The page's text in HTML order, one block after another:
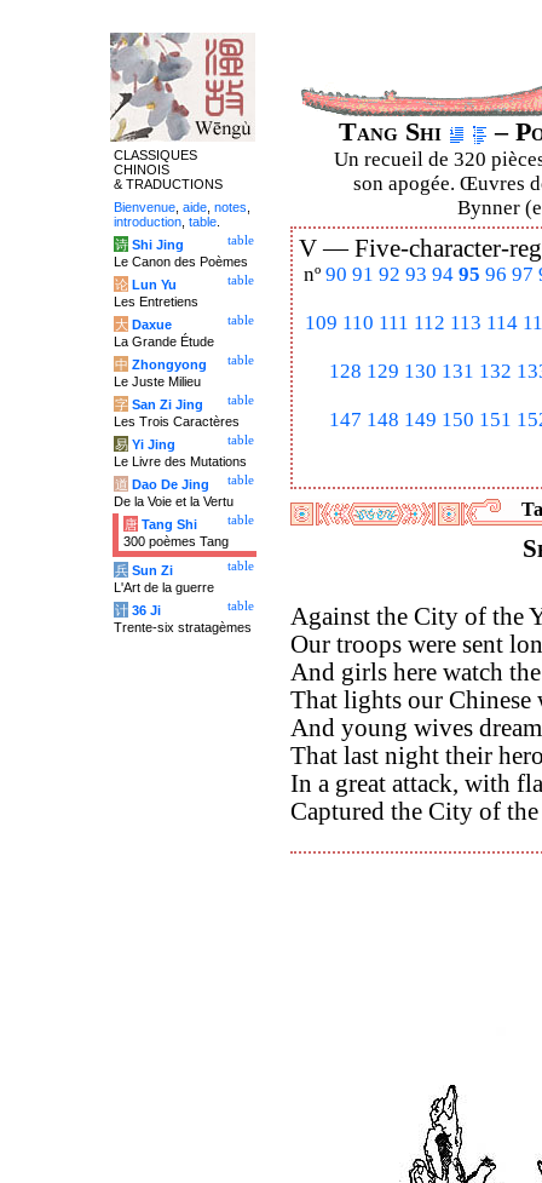
Tang Shi –
Un recueil de 320
son apogée. Œuvres
Bynner
V —Five-character-
nº 90 91 92 93 94 95 96 97
109 110 111 112 113 114
128 129 130 131 132
147 148 149 150 151
Against the City of the
Our troops were sent
And girls here watch
That lights our Chinese
And young wives
That last night their
In a great attack, with
Captured the City of
CLASSIQUES
CHINOIS
& TRADUCTIONS
Bienvenue aide notes
introduction table
table
诗 Shi Jing
Le Canon des Poèmes
table
论 Lun Yu
Les Entretiens
table
大 Daxue
La Grande Étude
table
中 Zhongyong
Le Juste Milieu
table
字 San Zi Jing
Les Trois Caractères
table
易 Yi Jing
Le Livre des Mutations
table
道 Dao De Jing
De la Voie et la Vertu
table
唐 Tang Shi
300 poèmes Tang
table
兵 Sun Zi
L'Art de la guerre
table
计 36 Ji
Trente-six stratagèmes